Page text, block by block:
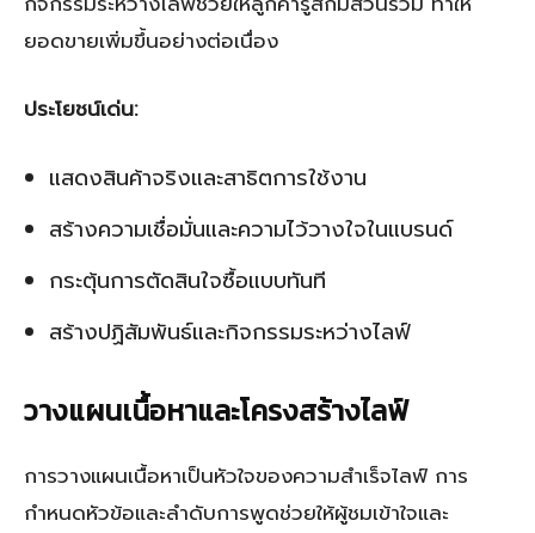
ยอดขายเพิ่มขึ้นอย่างต่อเนื่อง
ประโยชน์เด่น:
แสดงสินค้าจริงและสาธิตการใช้งาน
สร้างความเชื่อมั่นและความไว้วางใจในแบรนด์
กระตุ้นการตัดสินใจซื้อแบบทันที
สร้างปฏิสัมพันธ์และกิจกรรมระหว่างไลฟ์
วางแผนเนื้อหาและโครงสร้างไลฟ์
การวางแผนเนื้อหาเป็นหัวใจของความสำเร็จไลฟ์ การ
กำหนดหัวข้อและลำดับการพูดช่วยให้ผู้ชมเข้าใจและ